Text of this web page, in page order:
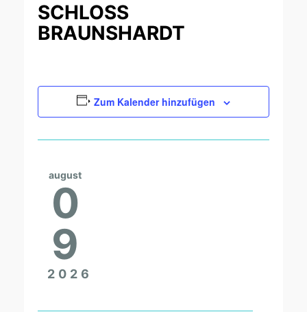
SCHLOSS
BRAUNSHARDT
Zum Kalender hinzufügen
august
0
9
2026